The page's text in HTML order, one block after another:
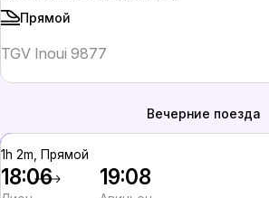
Прямой
TGV Inoui 9877
Вечерние поезда
1h 2m, Прямой
18:06 19:08